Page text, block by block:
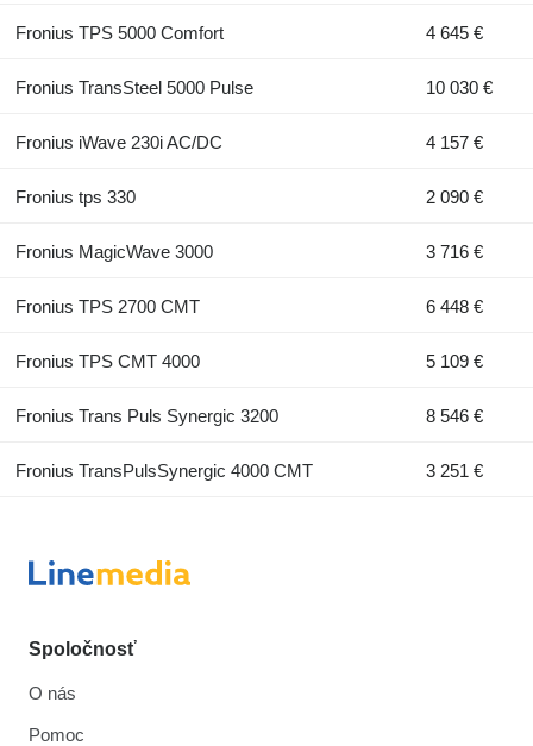
Fronius TPS 5000 Comfort 4 645 €
Fronius TransSteel 5000 Pulse 10 030 €
Fronius iWave 230i AC/DC 4 157 €
Fronius tps 330 2 090 €
Fronius MagicWave 3000 3 716 €
Fronius TPS 2700 CMT 6 448 €
Fronius TPS CMT 4000 5 109 €
Fronius Trans Puls Synergic 3200 8 546 €
Fronius TransPulsSynergic 4000 CMT 3 251 €
Spoločnosť
O nás
Pomoc